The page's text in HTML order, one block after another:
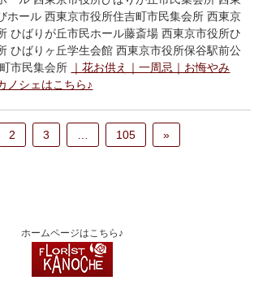
ホール 西東京市役所住吉町市民集会所 西東京
ひばりが丘市民ホール藤斎場 西東京市役所ひ
ひばりヶ丘学生会館 西東京市役所保谷駅前公
市民集会所
｜花お供え｜一周忌｜お悔やみ
シェはこちら♪
2 3 … 105 »
ホームページはこちら♪